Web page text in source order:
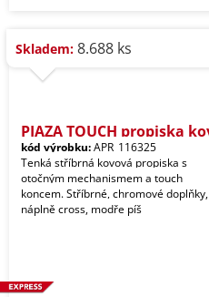
Skladem: 8.688 ks
PIAZA TOUCH propiska
kód výrobku:APR_116325
Tenká stříbrná kovová propiska s
otočným mechanismem a touch
koncem. Stříbrné, chromové doplňky,
náplně cross, modře píš